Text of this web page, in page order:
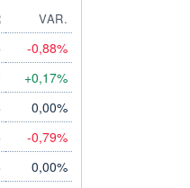
VAR.
-0,88%
+0,17%
0,00%
-0,79%
0,00%